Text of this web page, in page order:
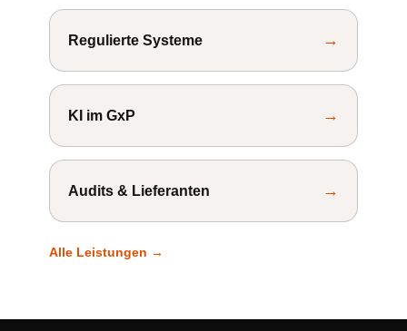
Regulierte Systeme →
KI im GxP →
Audits & Lieferanten →
Alle Leistungen →